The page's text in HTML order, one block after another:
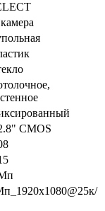
CMOS